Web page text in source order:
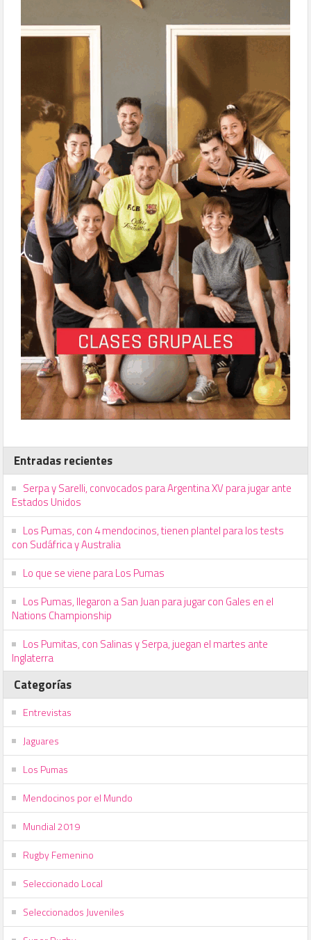
Entradas recientes
Serpa y Sarelli, convocados para Argentina XV para jugar ante
Estados Unidos
Los Pumas, con 4 mendocinos, tienen plantel para los tests
con Sudáfrica y Australia
Lo que se viene para Los Pumas
Los Pumas, llegaron a San Juan para jugar con Gales en el
Nations Championship
Los Pumitas, con Salinas y Serpa, juegan el martes ante
Inglaterra
Categorías
Entrevistas
Jaguares
Los Pumas
Mendocinos por el Mundo
Mundial 2019
Rugby Femenino
Seleccionado Local
Seleccionados Juveniles